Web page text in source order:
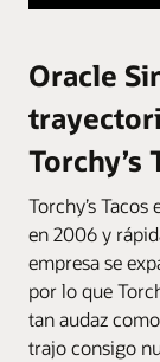
Oracle
Torchy’s
Torchy’s
en 2006 y
empresa se
por lo que
tan audaz
trajo consigo